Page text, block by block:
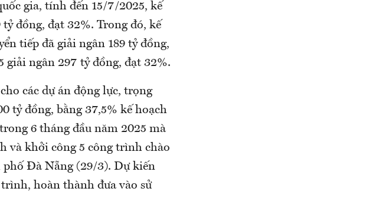
gia, tính đến 15/7/2025, kế
đồng, đạt 32%. Trong đó, kế
tiếp đã giải ngân 189 tỷ đồng,
giải ngân 297 tỷ đồng, đạt 32%.
các dự án động lực, trọng
tỷ đồng, bằng 37,5% kế hoạch
6 tháng đầu năm 2025 mà
và khởi công 5 công trình chào
phố Đà Nẵng (29/3). Dự kiến
hoàn thành đưa vào sử